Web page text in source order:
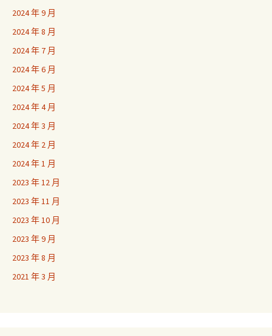
2024 年 9 月
2024 年 8 月
2024 年 7 月
2024 年 6 月
2024 年 5 月
2024 年 4 月
2024 年 3 月
2024 年 2 月
2024 年 1 月
2023 年 12 月
2023 年 11 月
2023 年 10 月
2023 年 9 月
2023 年 8 月
2021 年 3 月